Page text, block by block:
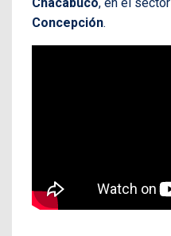
Concepción.